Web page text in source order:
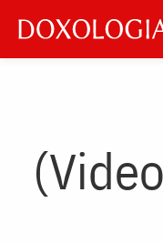
main